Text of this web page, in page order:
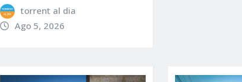
torrent al dia
Ago 5, 2026